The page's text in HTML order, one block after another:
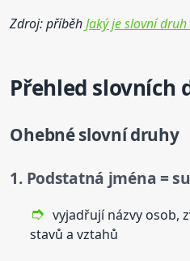
Zdroj: příběhJaký je slovní
Přehled slovních
Ohebné slovní druhy
1. Podstatná jména =
vyjadřují názvy osob,
stavů a vztahů